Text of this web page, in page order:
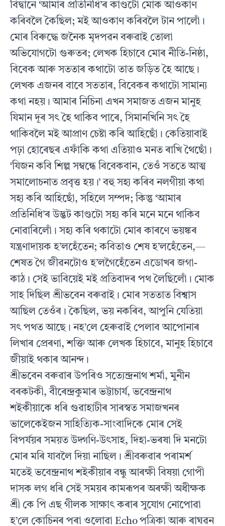
বিদ্বানে ‘আমাৰ প্ৰতিনিধি’ৰ কাণ্ডটো মোক আওকাণ
কৰিবলৈ কৈছিল; মই আওকাণ কৰিবলৈ টান পালোঁ।
মোৰ বিৰুদ্ধে জনৈক মৃদপৱন বৰুৱাই তোলা
অভিযোগটো গুৰুতৰ; লেখক হিচাবে মোৰ নীতি-নিষ্ঠা,
বিবেক আৰু সততাৰ কথাটো তাত জড়িত হৈ আছে।
লেখক এজনৰ বাবে সততাৰ, বিবেকৰ কথাটো সামান্য
কথা নহয়। আমাৰ নিচিনা এখন সমাজত এজন মানুহ
যিমান দূৰ সৎ হৈ থাকিব পাৰে, সিমানখিনি সৎ হৈ
থাকিবলৈ মই আপ্ৰাণ চেষ্টা কৰি আহিছোঁ। কেতিয়াবাই
পঢ়া হোৰেছৰ এফাঁকি কথা এতিয়াও মনত ৰাখি থৈছোঁ।
‘যিজন কবি শিল্প সম্বন্ধে বিবেকবান, তেওঁ সততে আত্ম
সমালোচনাত প্ৰবৃত্ত হয়।’ বহু সহ্য কৰিব নলগীয়া কথা
সহ্য কৰি আহিছোঁ, সহিলে সম্পদ; কিন্তু ‘আমাৰ
প্ৰতিনিধি’ৰ উদ্ভট কাণ্ডটো সহ্য কৰি মনে মনে থাকিব
নোৱাৰিলোঁ। সহ্য কৰি থকাটো মোৰ কাৰণে ভয়ঙ্কৰ
যন্ত্ৰণাদায়ক হ’লহেঁতেন; কবিতাও শেষ হ’লহেঁতেন,—
শেষত গৈ জীৱনটোও হ’লগৈহেঁতেন এডোখৰ জগা-
কাঠ। সেই ভাবিয়েই মই প্ৰতিবাদৰ পথ লৈছিলোঁ। মোক
সাহ দিছিল শ্ৰীভবেন বৰুৱাই। মোৰ সততাত বিশ্বাস
আছিল তেওঁৰ। কৈছিল, ভয় নকৰিব, আপুনি যেতিয়া
সৎ পথত আছে। নহ’লে হেৰুৱাই পেলাব আপোনাৰ
লিখাৰ প্ৰেৰণা, শক্তি আৰু লেখক হিচাবে, মানুহ হিচাবে
জীয়াই থকাৰ আনন্দ।
শ্ৰীভবেন বৰুৱাৰ উপৰিও সত্যেন্দ্ৰনাথ শৰ্মা, মুনীন
বৰকটকী, বীৰেন্দ্ৰকুমাৰ ভট্টাচাৰ্য, ভবেন্দ্ৰনাথ
শইকীয়াকে ধৰি গুৱাহাটীৰ সাৰস্বত সমাজখনৰ
ভালেকেইজন সাহিত্যিক-সাংবাদিকে মোৰ সেই
বিপৰ্যয়ৰ সময়ত উদ্গণি-উৎসাহ, দিহা-ভৰষা দি মনটো
মোৰ মৰি যাবলৈ দিয়া নাছিল। শ্ৰীবৰুৱাৰ পৰামৰ্শ
মতেই ভবেন্দ্ৰনাথ শইকীয়াৰ বন্ধু আৰক্ষী বিষয়া গোপী
দাসক লগ ধৰি সেই সময়ৰ কামৰূপৰ অৰক্ষী অধীক্ষক
শ্ৰী কে পি এছ গীলক সাক্ষাৎ কৰাৰ সুযোগ নোপোৱা
হ’লে কোচিনৰ পৰা ওলোৱা Echo পত্ৰিকা আৰু ৰাঘৱন